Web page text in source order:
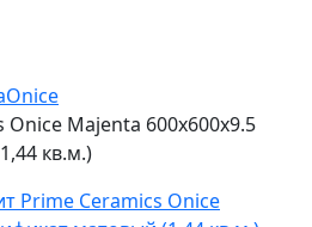
Onice
Onice Majenta 600x600x9.5
кв.м.)